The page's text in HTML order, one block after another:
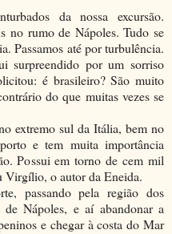
da nossa excursão.
no rumo de Nápoles. Tudo se
Passamos até por turbulência.
surpreendido por um sorriso
é brasileiro? São muito
do que muitas vezes se
extremo sul da Itália, bem no
e tem muita importância
Possui em torno de cem mil
Virgílio, o autor da Eneida.
passando pela região dos
Nápoles, e aí abandonar a
e chegar à costa do Mar